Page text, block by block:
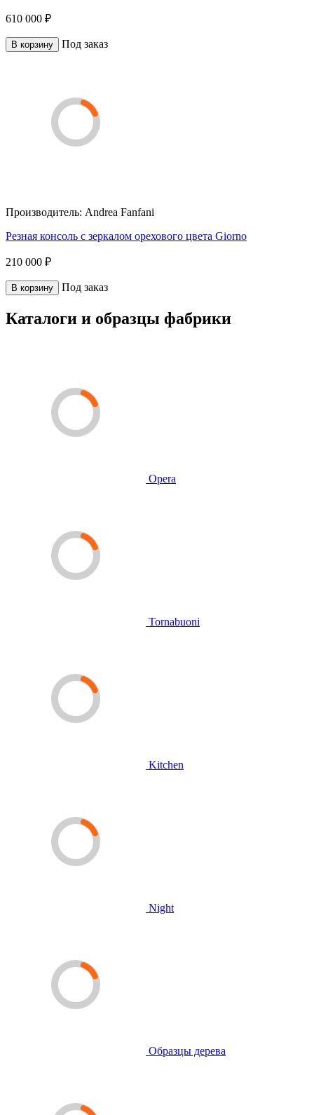
610 000 ₽
В корзину Под заказ
Производитель: Andrea Fanfani
Резная консоль с зеркалом орехового цвета Giorno
210 000 ₽
В корзину Под заказ
Каталоги и образцы фабрики
Opera
Tornabuoni
Kitchen
Night
Образцы дерева